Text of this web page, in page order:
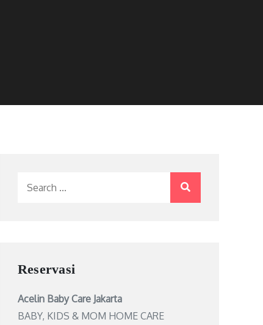
Reservasi
Acelin Baby Care Jakarta
BABY, KIDS & MOM HOME CARE